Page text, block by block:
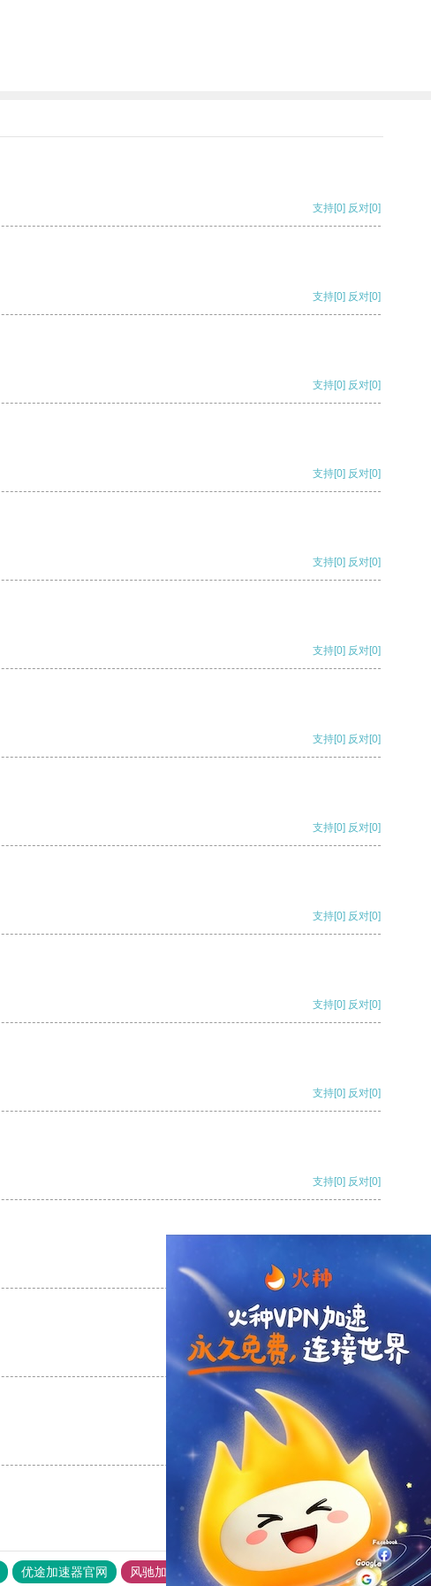
支持[0] 反对[0]
支持[0] 反对[0]
支持[0] 反对[0]
支持[0] 反对[0]
支持[0] 反对[0]
支持[0] 反对[0]
支持[0] 反对[0]
支持[0] 反对[0]
支持[0] 反对[0]
支持[0] 反对[0]
支持[0] 反对[0]
支持[0] 反对[0]
支持
支持[0] 反对[0]
支持[0] 反对[0]
优途加速器官网 风驰加速器 旋风加速器